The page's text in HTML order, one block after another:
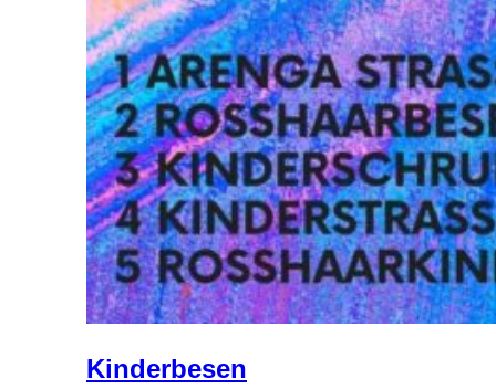
Kinderbesen